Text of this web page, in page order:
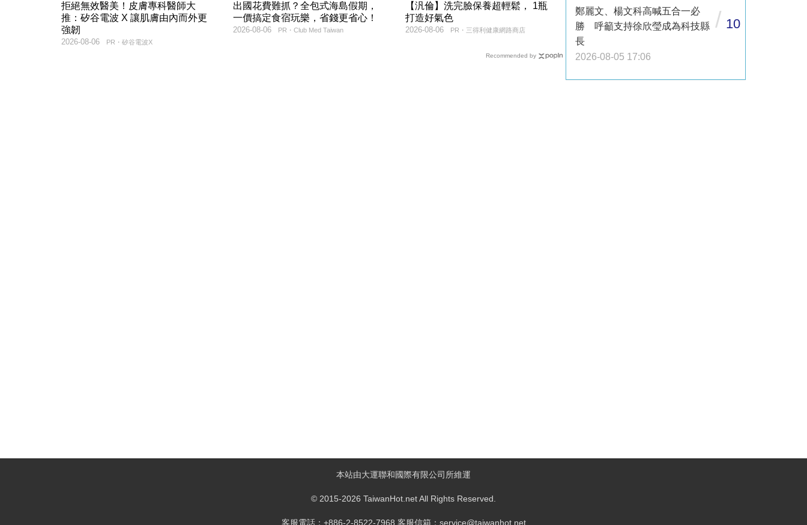
拒絕無效醫美！皮膚專科醫師大
推：矽谷電波 X 讓肌膚由內而外更
強韌
PR・矽谷電波X
2026-08-06
出國花費難抓？全包式海島假期，
一價搞定食宿玩樂，省錢更省心！
PR・Club Med Taiwan
2026-08-06
【汎倫】洗完臉保養超輕鬆， 1瓶
打造好氣色
PR・三得利健康網路商店
2026-08-06
Recommended by
鄭麗文、楊文科高喊五合一必
勝 呼籲支持徐欣瑩成為科技縣
長
2026-08-05 17:06
/ 10
本站由大運聯和國際有限公司所維運
© 2015-2026 TaiwanHot.net All Rights Reserved.
客服電話：+886-2-8522-7968 客服信箱：service@taiwanhot.net